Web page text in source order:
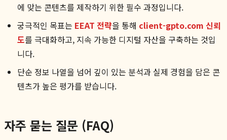
에 맞는 콘텐츠를 제작하기 위한 필수 과정입니다.
궁극적인 목표는 EEAT 전략을 통해 client-gpto.com 신뢰
도를 극대화하고, 지속 가능한 디지털 자산을 구축하는 것입
니다.
단순 정보 나열을 넘어 깊이 있는 분석과 실제 경험을 담은 콘
텐츠가 높은 평가를 받습니다.
자주 묻는 질문 (FAQ)